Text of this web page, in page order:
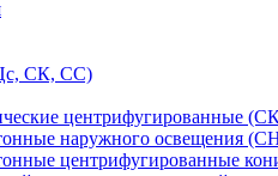
СК, СС)
центрифугированные
наружного освещения
центрифугированные